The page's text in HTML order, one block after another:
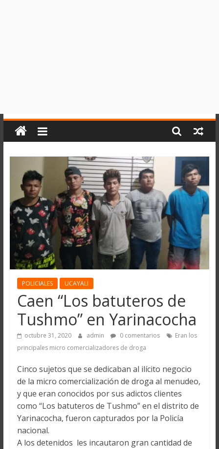
POLICIALES UCAYALI
Caen “Los batuteros de
Tushmo” en Yarinacocha
octubre 31, 2020 admin 0 comentarios
Eran los
principales micro comercializadores de droga
Cinco sujetos que se dedicaban al ilícito negocio
de la micro comercialización de droga al menudeo,
y que eran conocidos por sus adictos clientes
como “Los batuteros de Tushmo” en el distrito de
Yarinacocha, fueron capturados por la Policía
nacional.
A los detenidos les incautaron gran cantidad de